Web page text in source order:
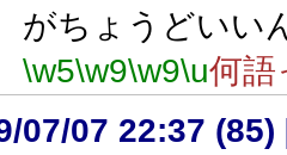
がちょうどいい
\w5\w9\w9\u何語
07/07 22:37 (85)